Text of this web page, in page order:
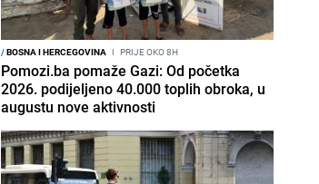
/BOSNA I HERCEGOVINA I PRIJE OKO 8H
Pomozi.ba pomaže Gazi: Od početka
2026. podijeljeno 40.000 toplih obroka, u
augustu nove aktivnosti